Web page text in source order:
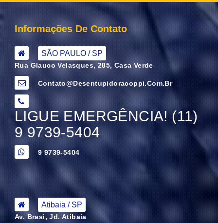
Informações De Contato
SÃO PAULO / SP
Rua Glauco Velasques, 285, Casa Verde
Contato@desentupidoracoppi.com.br
LIGUE EMERGÊNCIA! (11)
9 9739-5404
9 9739-5404
Atibaia / SP
Av. Brasi, Jd. Atibaia